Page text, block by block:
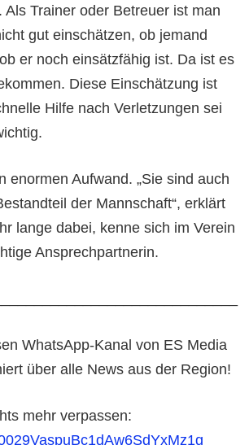
Trainer oder Betreuer ist man
gut einschätzen, ob jemand
er noch einsätzfähig ist. Da ist es
Diese Einschätzung ist
Hilfe nach Verletzungen sei
enormen Aufwand. „Sie sind auch
der Mannschaft“, erklärt
lange dabei, kenne sich im Verein
Ansprechpartnerin.
WhatsApp-Kanal von ES Media
über alle News aus der Region!
mehr verpassen: